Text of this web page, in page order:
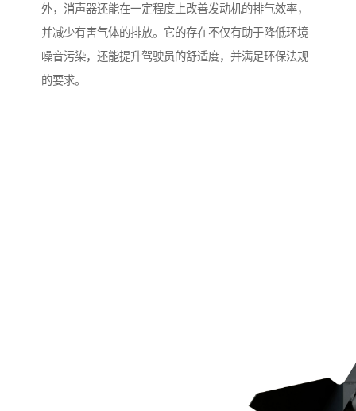
外，消声器还能在一定程度上改善发动机的排气效率，
并减少有害气体的排放。它的存在不仅有助于降低环境
噪音污染，还能提升驾驶员的舒适度，并满足环保法规
的要求。